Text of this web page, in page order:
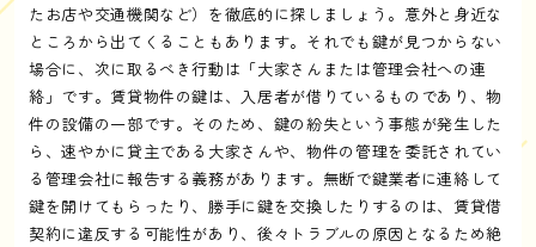
たお店や交通機関など）を徹底的に探しましょう。意外と身近な
ところから出てくることもあります。それでも鍵が見つからない
場合に、次に取るべき行動は「大家さんまたは管理会社への連
絡」です。賃貸物件の鍵は、入居者が借りているものであり、物
件の設備の一部です。そのため、鍵の紛失という事態が発生した
ら、速やかに貸主である大家さんや、物件の管理を委託されてい
る管理会社に報告する義務があります。無断で鍵業者に連絡して
鍵を開けてもらったり、勝手に鍵を交換したりするのは、賃貸借
契約に違反する可能性があり、後々トラブルの原因となるため絶